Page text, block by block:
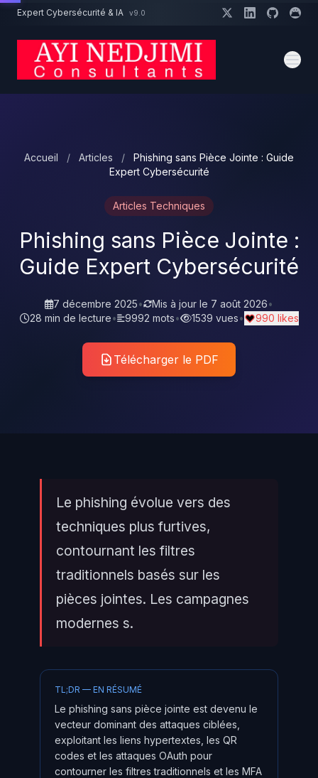
Aller au contenu principal
Expert Cybersécurité & IA v9.0
Accueil / Articles /
Phishing sans Pièce Jointe : Guide
Expert Cybersécurité
Articles Techniques
Phishing sans Pièce Jointe :
Guide Expert Cybersécurité
7 décembre 2025• Mis à jour le 7 août 2026•
28 min de lecture• 9992 mots• 1539 vues• 990 likes
Télécharger le PDF
Le phishing évolue vers des
techniques plus furtives,
contournant les filtres
traditionnels basés sur les
pièces jointes. Les campagnes
modernes s.
TL;DR — EN RÉSUMÉ
Le phishing sans pièce jointe est devenu le
vecteur dominant des attaques ciblées,
exploitant les liens hypertextes, les QR
codes et les attaques OAuth pour
contourner les filtres traditionnels et les MFA
Un projet cybersécurité ?